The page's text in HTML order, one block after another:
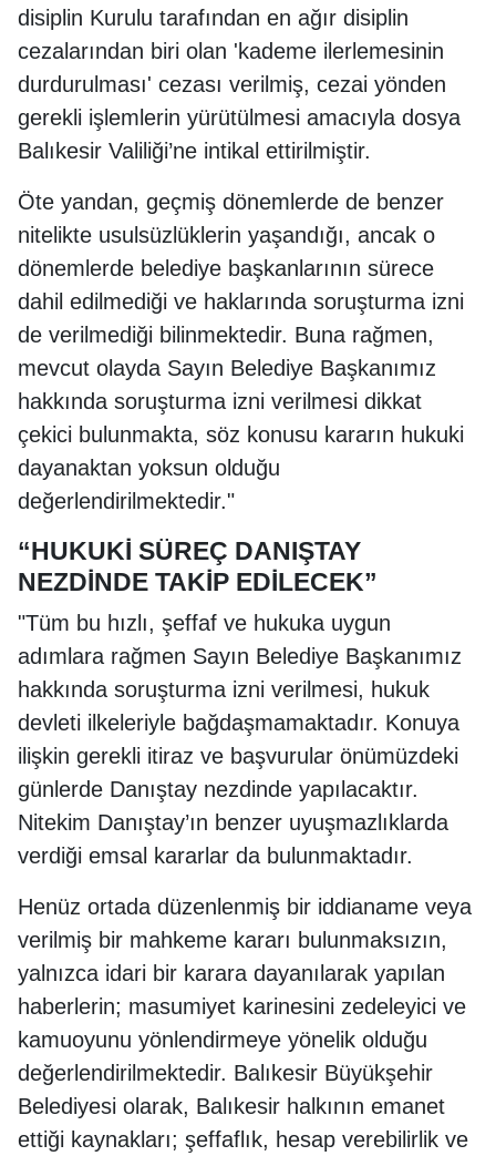
disiplin Kurulu tarafından en ağır disiplin
cezalarından biri olan 'kademe ilerlemesinin
durdurulması' cezası verilmiş, cezai yönden
gerekli işlemlerin yürütülmesi amacıyla dosya
Balıkesir Valiliği’ne intikal ettirilmiştir.
Öte yandan, geçmiş dönemlerde de benzer
nitelikte usulsüzlüklerin yaşandığı, ancak o
dönemlerde belediye başkanlarının sürece
dahil edilmediği ve haklarında soruşturma izni
de verilmediği bilinmektedir. Buna rağmen,
mevcut olayda Sayın Belediye Başkanımız
hakkında soruşturma izni verilmesi dikkat
çekici bulunmakta, söz konusu kararın hukuki
dayanaktan yoksun olduğu
değerlendirilmektedir."
“HUKUKİ SÜREÇ DANIŞTAY
NEZDİNDE TAKİP EDİLECEK”
"Tüm bu hızlı, şeffaf ve hukuka uygun
adımlara rağmen Sayın Belediye Başkanımız
hakkında soruşturma izni verilmesi, hukuk
devleti ilkeleriyle bağdaşmamaktadır. Konuya
ilişkin gerekli itiraz ve başvurular önümüzdeki
günlerde Danıştay nezdinde yapılacaktır.
Nitekim Danıştay’ın benzer uyuşmazlıklarda
verdiği emsal kararlar da bulunmaktadır.
Henüz ortada düzenlenmiş bir iddianame veya
verilmiş bir mahkeme kararı bulunmaksızın,
yalnızca idari bir karara dayanılarak yapılan
haberlerin; masumiyet karinesini zedeleyici ve
kamuoyunu yönlendirmeye yönelik olduğu
değerlendirilmektedir. Balıkesir Büyükşehir
Belediyesi olarak, Balıkesir halkının emanet
ettiği kaynakları; şeffaflık, hesap verebilirlik ve